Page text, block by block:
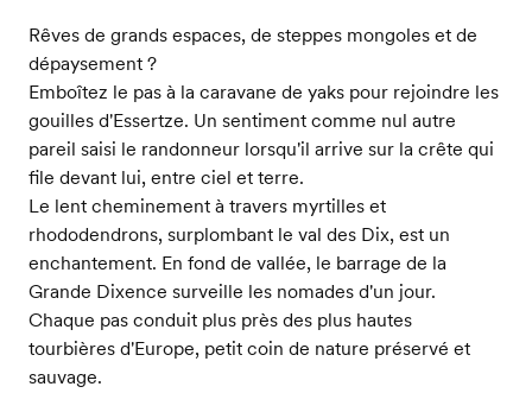
Rêves de grands espaces, de steppes mongoles et de
dépaysement ?
Emboîtez le pas à la caravane de yaks pour rejoindre les
gouilles d'Essertze. Un sentiment comme nul autre
pareil saisi le randonneur lorsqu'il arrive sur la crête qui
file devant lui, entre ciel et terre.
Le lent cheminement à travers myrtilles et
rhododendrons, surplombant le val des Dix, est un
enchantement. En fond de vallée, le barrage de la
Grande Dixence surveille les nomades d'un jour.
Chaque pas conduit plus près des plus hautes
tourbières d'Europe, petit coin de nature préservé et
sauvage.